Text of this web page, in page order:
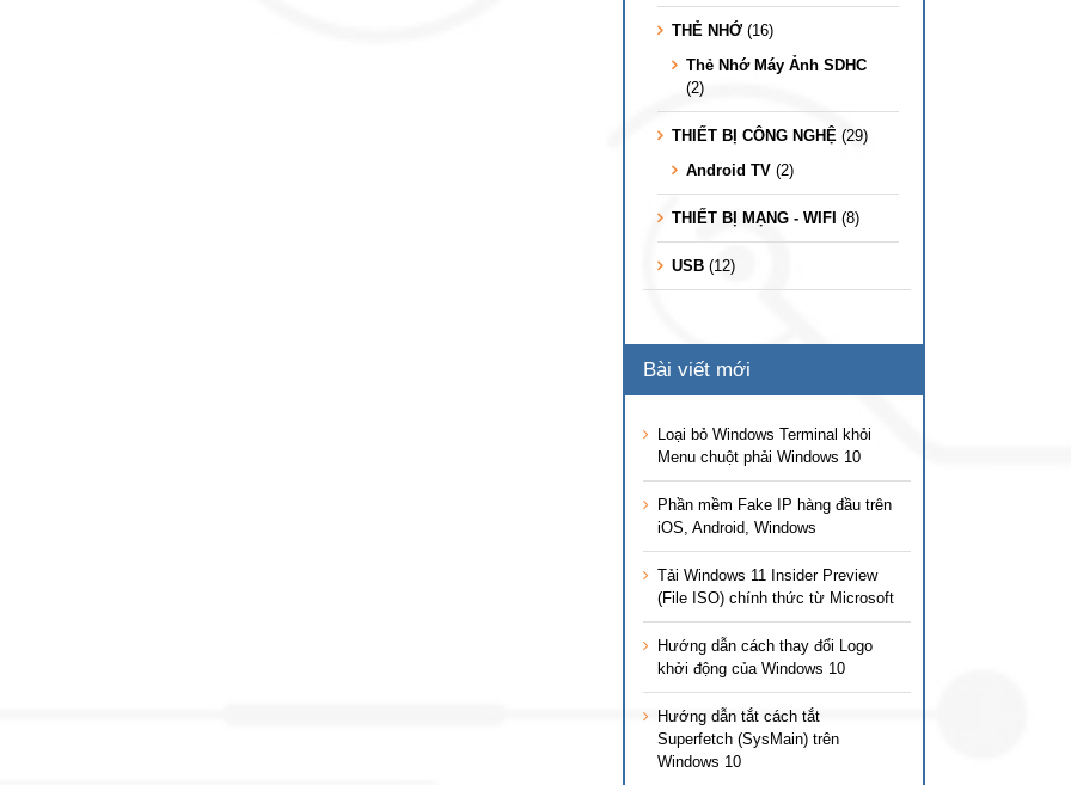
THẺ NHỚ (16)
Thẻ Nhớ Máy Ảnh SDHC
(2)
THIẾT BỊ CÔNG NGHỆ (29)
Android TV (2)
THIẾT BỊ MẠNG - WIFI (8)
USB (12)
Bài viết mới
Loại bỏ Windows Terminal khỏi
Menu chuột phải Windows 10
Phần mềm Fake IP hàng đầu trên
iOS, Android, Windows
Tải Windows 11 Insider Preview
(File ISO) chính thức từ Microsoft
Hướng dẫn cách thay đổi Logo
khởi động của Windows 10
Hướng dẫn tắt cách tắt
Superfetch (SysMain) trên
Windows 10